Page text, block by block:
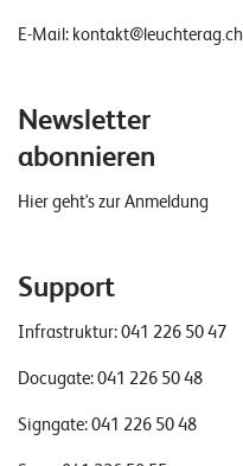
E-Mail: kontakt@leuchterag.ch
Newsletter
abonnieren
Hier geht's zur Anmeldung
Support
Infrastruktur:041 226 50 47
Docugate:041 226 50 48
Signgate:041 226 50 48